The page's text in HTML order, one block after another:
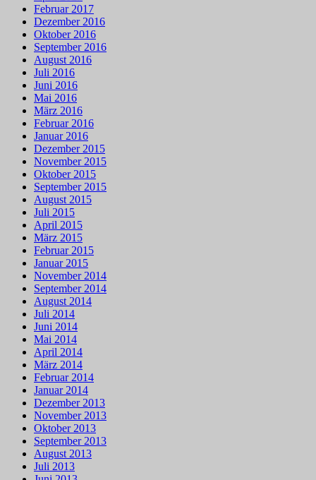
Februar 2017
Dezember 2016
Oktober 2016
September 2016
August 2016
Juli 2016
Juni 2016
Mai 2016
März 2016
Februar 2016
Januar 2016
Dezember 2015
November 2015
Oktober 2015
September 2015
August 2015
Juli 2015
April 2015
März 2015
Februar 2015
Januar 2015
November 2014
September 2014
August 2014
Juli 2014
Juni 2014
Mai 2014
April 2014
März 2014
Februar 2014
Januar 2014
Dezember 2013
November 2013
Oktober 2013
September 2013
August 2013
Juli 2013